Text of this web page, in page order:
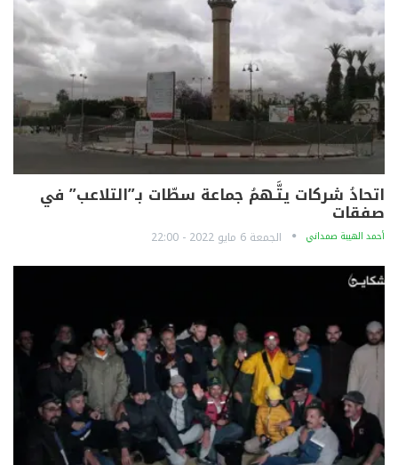
اتحادُ شركات يتَّـهمُ جماعة سطّات بـ”التلاعب” في
صفقات
أحمد الهيبة صمداني الجمعة 6 مايو 2022 - 22:00